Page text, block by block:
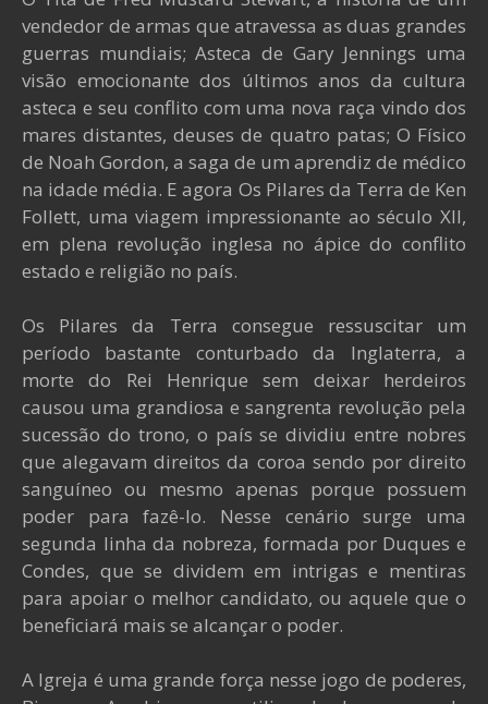
vendedor de armas que atravessa as duas grandes
guerras mundiais; Asteca de Gary Jennings uma
visão emocionante dos últimos anos da cultura
asteca e seu conflito com uma nova raça vindo dos
mares distantes, deuses de quatro patas; O Físico
de Noah Gordon, a saga de um aprendiz de médico
na idade média. E agora Os Pilares da Terra de Ken
Follett, uma viagem impressionante ao século XII,
em plena revolução inglesa no ápice do conflito
estado e religião no país.
Os Pilares da Terra consegue ressuscitar um
período bastante conturbado da Inglaterra, a
morte do Rei Henrique sem deixar herdeiros
causou uma grandiosa e sangrenta revolução pela
sucessão do trono, o país se dividiu entre nobres
que alegavam direitos da coroa sendo por direito
sanguíneo ou mesmo apenas porque possuem
poder para fazê-lo. Nesse cenário surge uma
segunda linha da nobreza, formada por Duques e
Condes, que se dividem em intrigas e mentiras
para apoiar o melhor candidato, ou aquele que o
beneficiará mais se alcançar o poder.
A Igreja é uma grande força nesse jogo de poderes,